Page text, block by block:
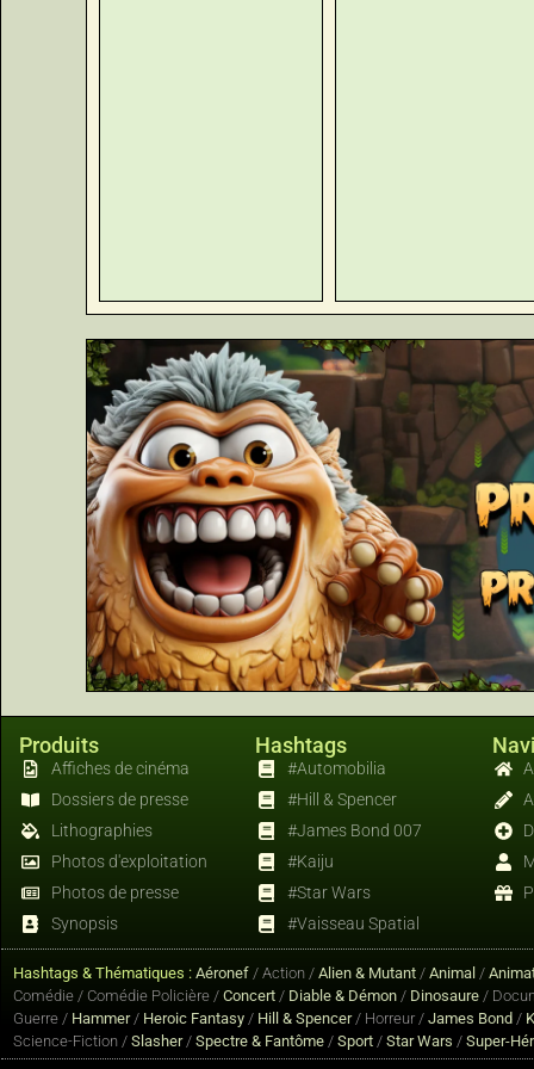
Produits
Affiches de cinéma
Dossiers de presse
Lithographies
Photos d'exploitation
Photos de presse
Synopsis
Hashtags
#Automobilia
#Hill & Spencer
#James Bond 007
#Kaiju
#Star Wars
#Vaisseau Spatial
Hashtags & Thématiques : Aéronef / Action / Alien & Mutant / Animal /
Comédie / Comédie Policière / Concert / Diable & Démon / Dinosaure /
Guerre / Hammer/ Heroic Fantasy / Hill & Spencer/ Horreur / James Bond /
Science-Fiction / Slasher/ Spectre & Fantôme / Sport / Star Wars / Super-